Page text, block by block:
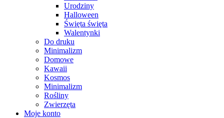
Urodziny
Halloween
Święta święta
Walentynki
Do druku
Minimalizm
Domowe
Kawaii
Kosmos
Minimalizm
Rośliny
Zwierzęta
Moje konto